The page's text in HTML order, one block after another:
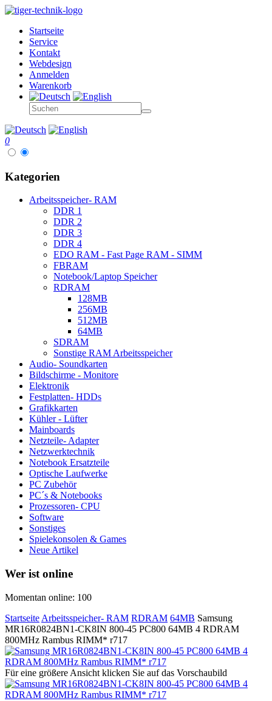
Startseite
Service
Kontakt
Webdesign
Anmelden
Warenkorb
0
Kategorien
Arbeitsspeicher- RAM
DDR 1
DDR 2
DDR 3
DDR 4
EDO RAM - Fast Page RAM - SIMM
FBRAM
Notebook/Laptop Speicher
RDRAM
128MB
256MB
512MB
64MB
SDRAM
Sonstige RAM Arbeitsspeicher
Audio- Soundkarten
Bildschirme - Monitore
Elektronik
Festplatten- HDDs
Grafikkarten
Kühler - Lüfter
Mainboards
Netzteile- Adapter
Netzwerktechnik
Notebook Ersatzteile
Optische Laufwerke
PC Zubehör
PC´s & Notebooks
Prozessoren- CPU
Software
Sonstiges
Spielekonsolen & Games
Neue Artikel
Wer ist online
Momentan online: 100
Startseite Arbeitsspeicher- RAM RDRAM 64MB Samsung
MR16R0824BN1-CK8IN 800-45 PC800 64MB 4 RDRAM
800MHz Rambus RIMM* r717
Für eine größere Ansicht klicken Sie auf das Vorschaubild